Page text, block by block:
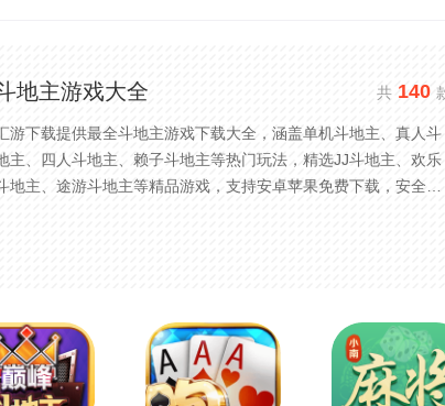
地主游戏大全 共140
游下载提供最全斗地主游戏下载大全，涵盖单机斗地主、真人斗
主、四人斗地主、赖子斗地主等热门玩法，精选JJ斗地主、欢乐
地主、途游斗地主等精品游戏，支持安卓苹果免费下载，安全稳